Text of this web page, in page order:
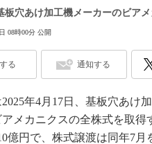
板穴あけ加工機メーカーのビアメ
08時00分 公開
る 通知する
年4月17日、基板穴あけ
メカニクスの全株式を取
億円で、株式譲渡は同年7月